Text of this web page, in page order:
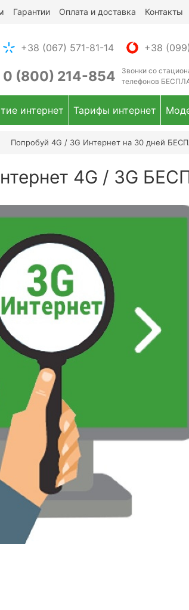
Гарантии Оплата и доставка Контакты
+38 (067) 571-81-14 +38
0 (800) 214-854 Звонки со
телефонов
интернет Тарифы интернет
Попробуй 4G / 3G Интернет на 30 дней
4G / 3G